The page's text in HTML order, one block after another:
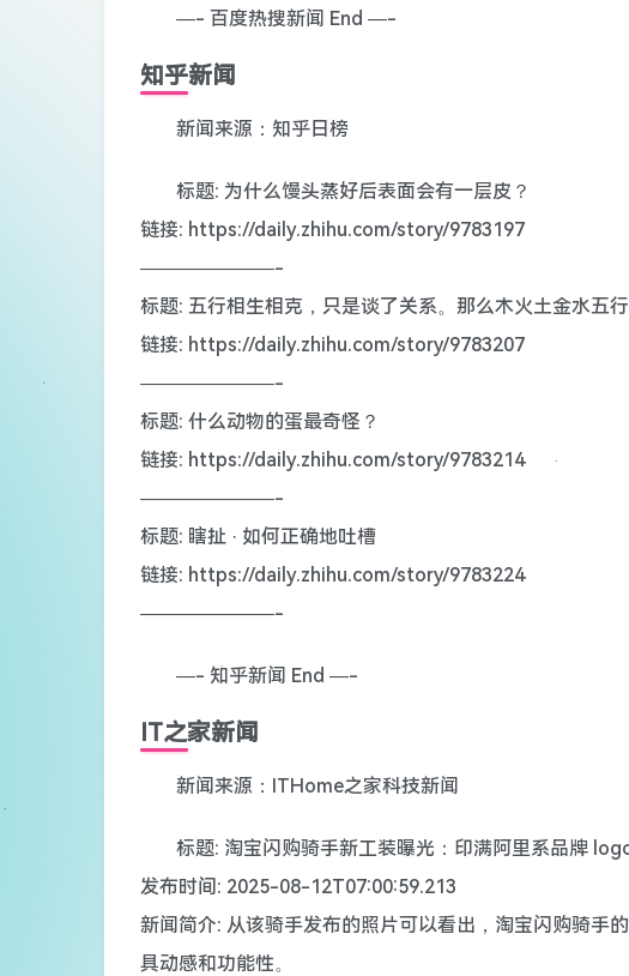
—- 百度热搜新闻 End —-
知乎新闻
新闻来源：知乎日榜
标题: 为什么馒头蒸好后表面会有一层皮？
链接: https://daily.zhihu.com/story/9783197
———————-
标题: 五行相生相克，只是谈了关系。那么木火土金水五
链接: https://daily.zhihu.com/story/9783207
———————-
标题: 什么动物的蛋最奇怪？
链接: https://daily.zhihu.com/story/9783214
———————-
标题: 瞎扯 · 如何正确地吐槽
链接: https://daily.zhihu.com/story/9783224
———————-
—- 知乎新闻 End —-
IT之家新闻
新闻来源：ITHome之家科技新闻
标题: 淘宝闪购骑手新工装曝光：印满阿里系品牌
发布时间: 2025-08-12T07:00:59.213
新闻简介: 从该骑手发布的照片可以看出，淘宝闪购骑手
具动感和功能性。